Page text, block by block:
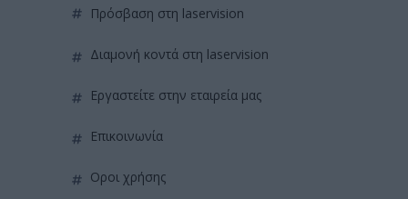
πρόσβαση στη laservision
διαμονή κοντά στη laservision
εργαστείτε στην εταιρεία μας
επικοινωνία
όροι χρήσης